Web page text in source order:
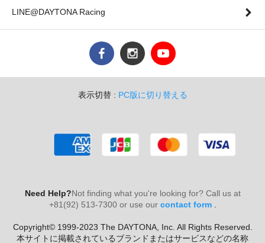
LINE@DAYTONA Racing
表示切替 : PC版に切り替える
Need Help?Not finding what you're looking for? Call us at
+81(92) 513-7300 or use our contact form.
Copyright© 1999-2023 The DAYTONA, Inc. All Rights Reserved.
本サイトに掲載されているブランドまたはサービスなどの名称